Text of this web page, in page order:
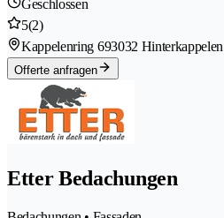
Geschlossen
5(2)
Kappelenring 693032 Hinterkappelen
Offerte anfragen
Etter Bedachungen